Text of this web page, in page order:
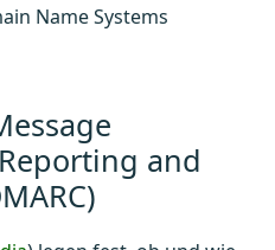
Name Systems
and